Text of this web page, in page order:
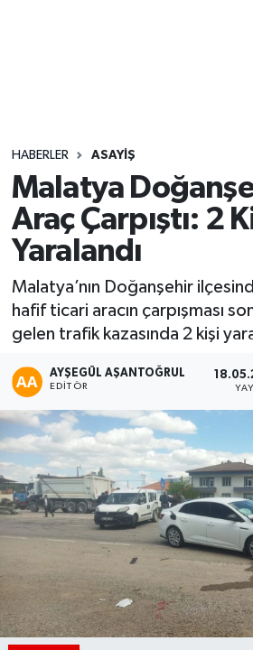
HABERLER ASAYIŞ
Malatya
Araç Çarpıştı: 2
Yaralandı
Malatya’nın Doğanşehir
hafif ticari aracın çarpışması
gelen trafik kazasında 2 kişi
AYŞEGÜL AŞANTOĞRUL
EDITÖR
Yaşam